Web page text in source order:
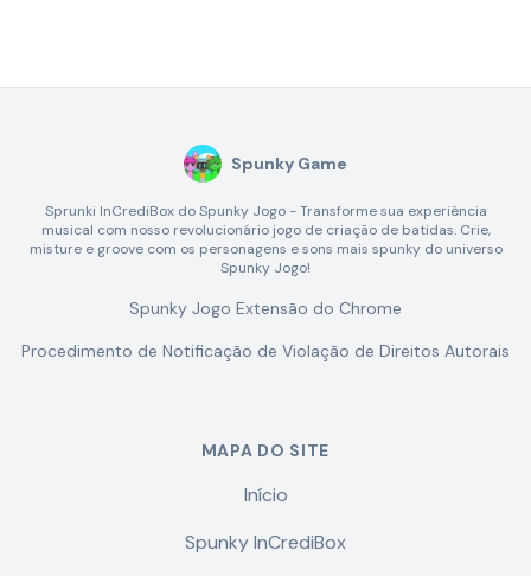
Spunky Game
Sprunki InCrediBox do Spunky Jogo - Transforme sua experiência
musical com nosso revolucionário jogo de criação de batidas. Crie,
misture e groove com os personagens e sons mais spunky do universo
Spunky Jogo!
Spunky Jogo Extensão do Chrome
Procedimento de Notificação de Violação de Direitos Autorais
MAPA DO SITE
Início
Spunky InCrediBox